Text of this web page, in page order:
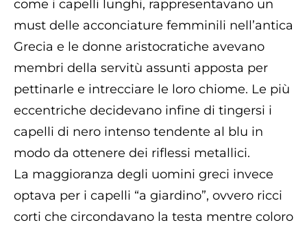
come i capelli lunghi, rappresentavano un
must delle acconciature femminili nell’antica
Grecia e le donne aristocratiche avevano
membri della servitù assunti apposta per
pettinarle e intrecciare le loro chiome. Le più
eccentriche decidevano infine di tingersi i
capelli di nero intenso tendente al blu in
modo da ottenere dei riflessi metallici.
La maggioranza degli uomini greci invece
optava per i capelli “a giardino”, ovvero ricci
corti che circondavano la testa mentre coloro